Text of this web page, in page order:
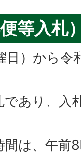
等入札
日）から令
あり、入
間は、午前